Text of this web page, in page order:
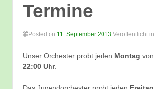
Termine
Posted on 11. September 2013 Veröffentlicht in
Unser Orchester probt jeden Montag von
22:00 Uhr.